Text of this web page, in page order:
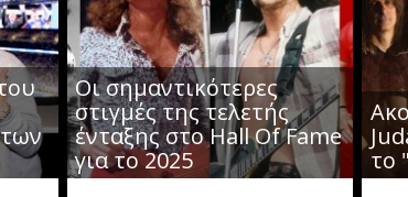
Οι σημαντικότερες
στιγμές της τελετής
ένταξης στο Hall Of Fame
για το 2025
το